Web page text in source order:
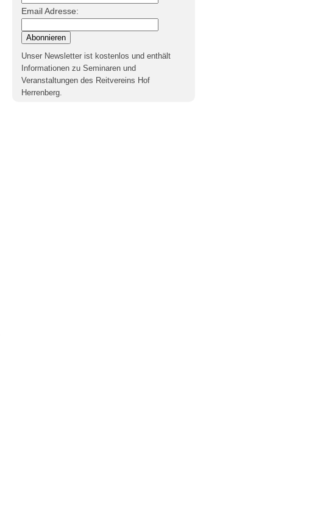
Email Adresse:
Unser Newsletter ist kostenlos und enthält
Informationen zu Seminaren und
Veranstaltungen des Reitvereins Hof
Herrenberg.